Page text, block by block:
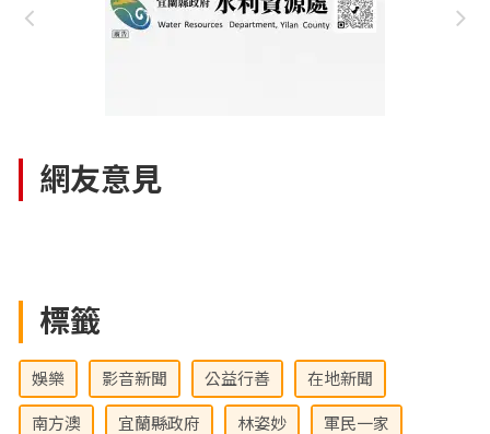
網友意見
標籤
娛樂 影音新聞 公益行善 在地新聞
南方澳 宜蘭縣政府 林姿妙 軍民一家